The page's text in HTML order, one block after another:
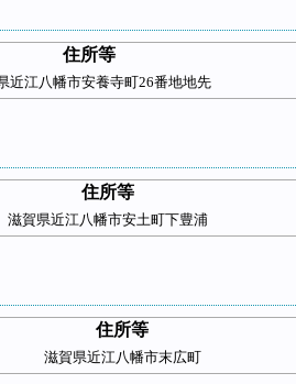
住所等
近江八幡市安養寺町26番地地先
住所等
滋賀県近江八幡市安土町下豊浦
住所等
滋賀県近江八幡市末広町